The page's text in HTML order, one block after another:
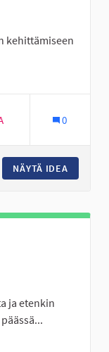
kehittämiseen
0
NÄYTÄ IDEA
ja etenkin